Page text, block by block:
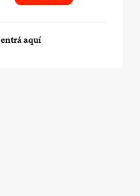
entrá aquí